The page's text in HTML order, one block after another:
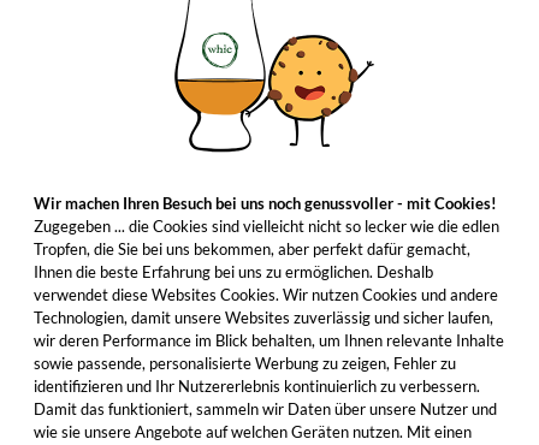
Wir machen Ihren Besuch bei uns noch genussvoller - mit Cookies!
Zugegeben ... die Cookies sind vielleicht nicht so lecker wie die edlen
Tropfen, die Sie bei uns bekommen, aber perfekt dafür gemacht,
Ihnen die beste Erfahrung bei uns zu ermöglichen. Deshalb
verwendet diese Websites Cookies. Wir nutzen Cookies und andere
Technologien, damit unsere Websites zuverlässig und sicher laufen,
wir deren Performance im Blick behalten, um Ihnen relevante Inhalte
sowie passende, personalisierte Werbung zu zeigen, Fehler zu
identifizieren und Ihr Nutzererlebnis kontinuierlich zu verbessern.
Damit das funktioniert, sammeln wir Daten über unsere Nutzer und
wie sie unsere Angebote auf welchen Geräten nutzen. Mit einen